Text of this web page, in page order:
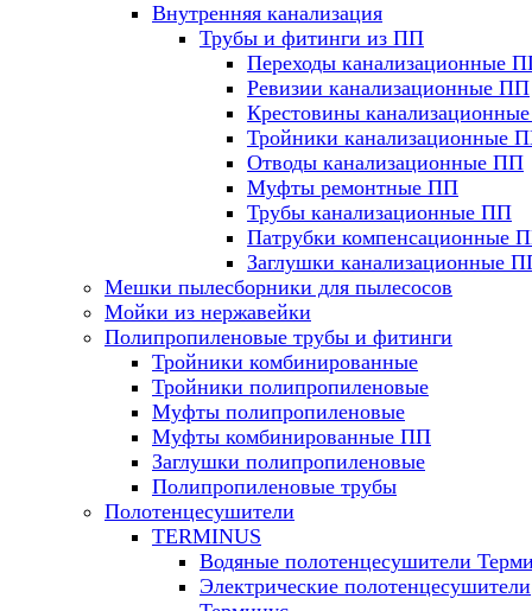
Внутренняя канализация
Трубы и фитинги из ПП
Переходы канализационные
Ревизии канализационные ПП
Крестовины
Тройники канализационные
Отводы канализационные ПП
Муфты ремонтные ПП
Трубы канализационные ПП
Патрубки компенсационные
Заглушки канализационные
Мешки пылесборники для пылесосов
Мойки из нержавейки
Полипропиленовые трубы и фитинги
Тройники комбинированные
Тройники полипропиленовые
Муфты полипропиленовые
Муфты комбинированные ПП
Заглушки полипропиленовые
Полипропиленовые трубы
Полотенцесушители
TERMINUS
Водяные полотенцесушители
Электрические полотенцесушители